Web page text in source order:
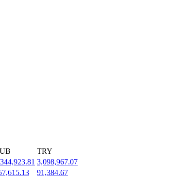
TRY
3,098,967.07
91,384.67